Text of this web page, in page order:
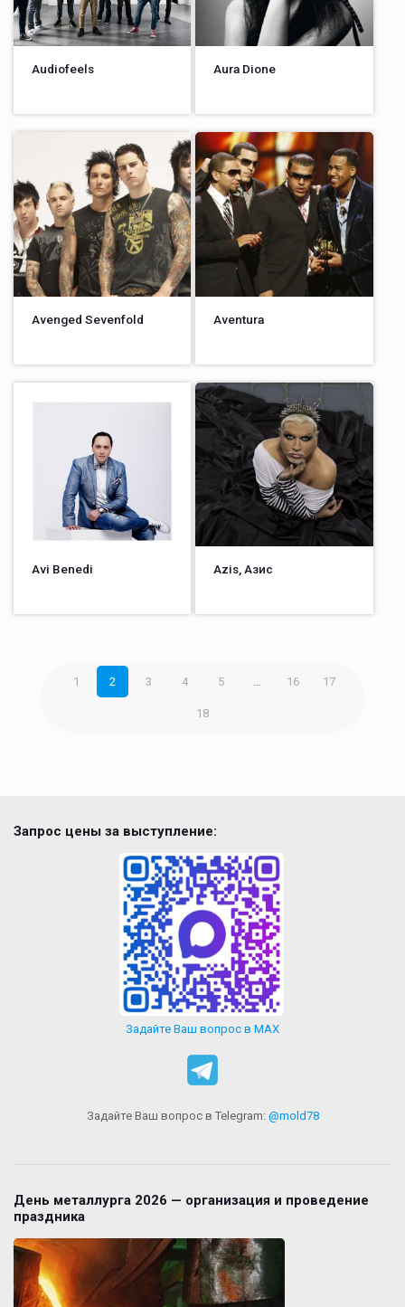
Audiofeels Aura Dione
Avenged Sevenfold Aventura
Avi Benedi Azis, Азис
1 2 3 4 5 … 16 17
18
Запрос цены за выступление:
Задайте Ваш вопрос в MAX
Задайте Ваш вопрос в Telegram: @mold78
День металлурга 2026 — организация и проведение
праздника